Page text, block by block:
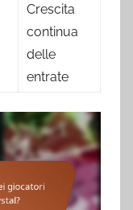
Crescita
continua
delle
entrate